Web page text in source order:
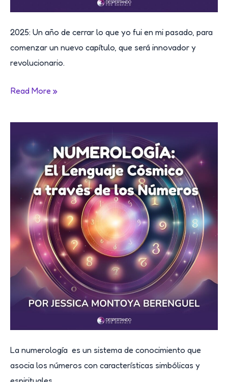
2025: Un año de cerrar lo que yo fui en mi pasado, para
comenzar un nuevo capítulo, que será innovador y
revolucionario.
NUMEROLOGÍA
Read More »
La numerología es un sistema de conocimiento que
asocia los números con características simbólicas y